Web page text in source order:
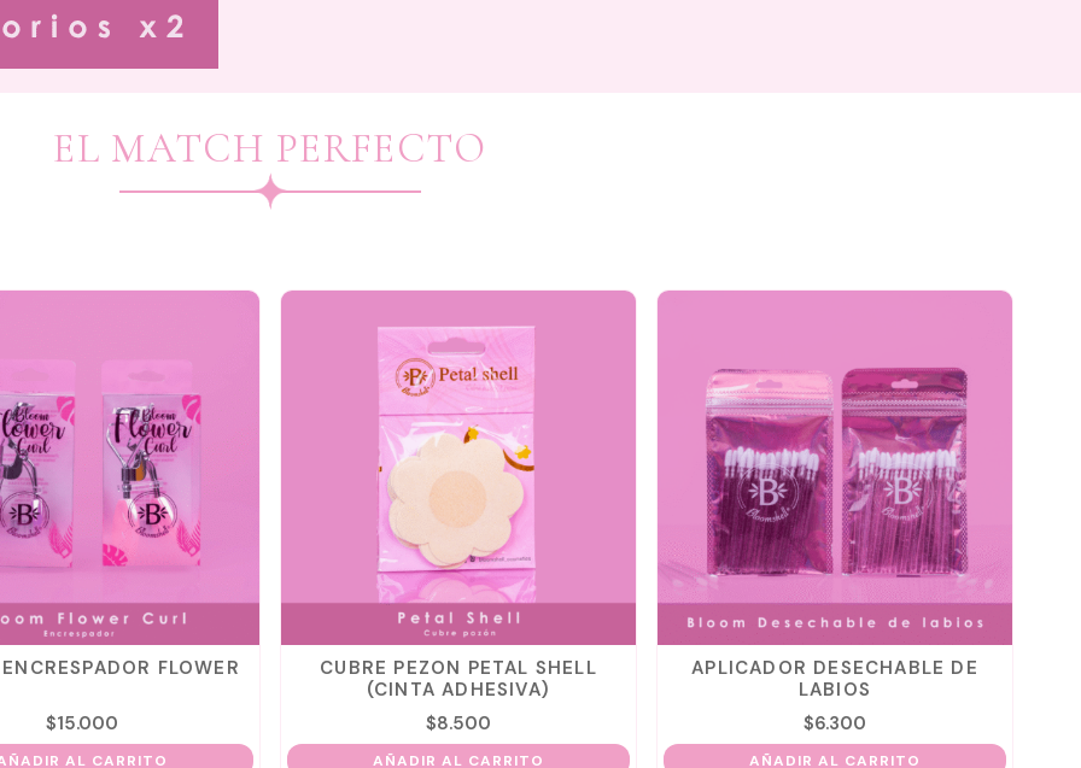
EL MATCH PERFECTO
FLOWER
$15.000
AL CARRITO
CUBRE PEZON PETAL SHELL
(CINTA ADHESIVA)
$8.500
AÑADIR AL CARRITO
APLICADOR DESECHABLE DE
LABIOS
$6.300
AÑADIR AL CARRITO